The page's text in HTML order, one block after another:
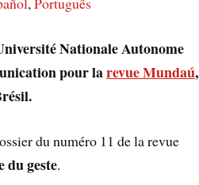
Nationale Autonome
pour larevue Mundaú,
du numéro 11 de la revue
du geste.